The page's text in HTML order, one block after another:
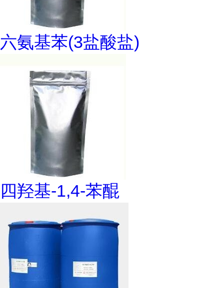
六氨基苯(3盐酸盐)
四羟基-1,4-苯醌